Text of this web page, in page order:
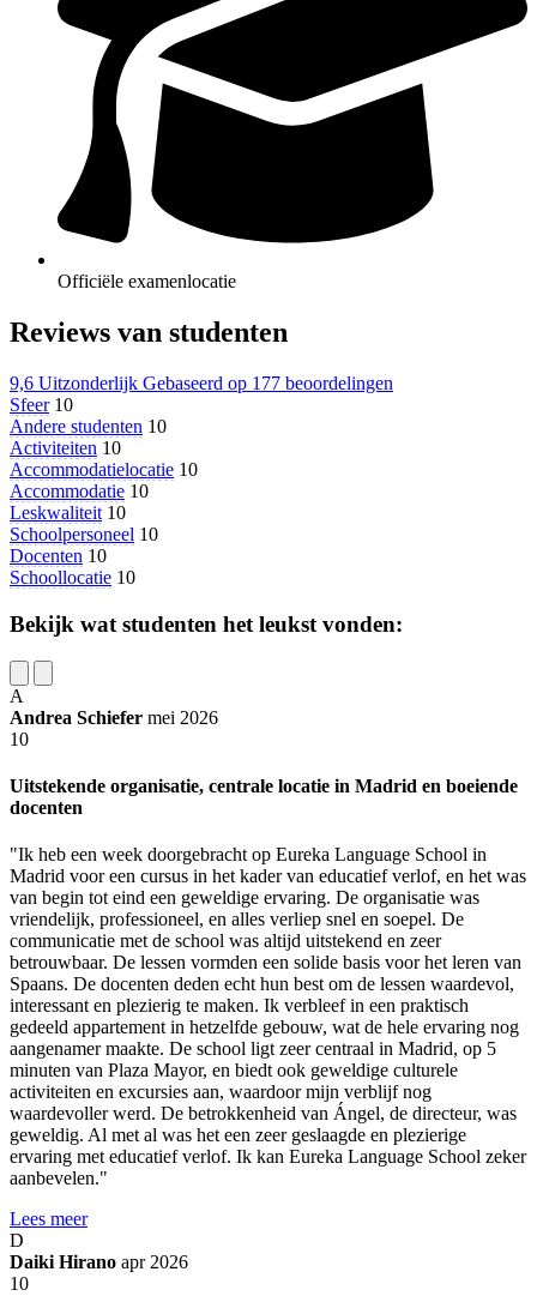
Officiële examenlocatie
Reviews van studenten
9,6 Uitzonderlijk Gebaseerd op 177 beoordelingen
Sfeer 10
Andere studenten 10
Activiteiten 10
Accommodatielocatie 10
Accommodatie 10
Leskwaliteit 10
Schoolpersoneel 10
Docenten 10
Schoollocatie 10
Bekijk wat studenten het leukst vonden:
A
Andrea Schiefer mei 2026
10
Uitstekende organisatie, centrale locatie in Madrid en boeiende
docenten
"Ik heb een week doorgebracht op Eureka Language School in
Madrid voor een cursus in het kader van educatief verlof, en het was
van begin tot eind een geweldige ervaring. De organisatie was
vriendelijk, professioneel, en alles verliep snel en soepel. De
communicatie met de school was altijd uitstekend en zeer
betrouwbaar. De lessen vormden een solide basis voor het leren van
Spaans. De docenten deden echt hun best om de lessen waardevol,
interessant en plezierig te maken. Ik verbleef in een praktisch
gedeeld appartement in hetzelfde gebouw, wat de hele ervaring nog
aangenamer maakte. De school ligt zeer centraal in Madrid, op 5
minuten van Plaza Mayor, en biedt ook geweldige culturele
activiteiten en excursies aan, waardoor mijn verblijf nog
waardevoller werd. De betrokkenheid van Ángel, de directeur, was
geweldig. Al met al was het een zeer geslaagde en plezierige
ervaring met educatief verlof. Ik kan Eureka Language School zeker
aanbevelen."
Lees meer
D
Daiki Hirano apr 2026
10